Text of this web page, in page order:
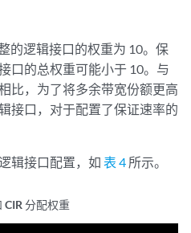
的逻辑接口的权重为 10。保
口的总权重可能小于 10。与
比，为了将多余带宽份额更高
接口，对于配置了保证速率的
辑接口配置，如 表 4 所示。
CIR 分配权重